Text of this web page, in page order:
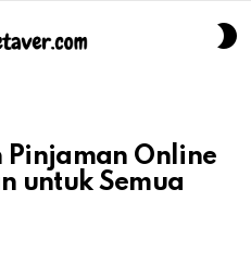
Pinjaman Online
untuk Semua